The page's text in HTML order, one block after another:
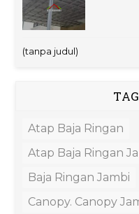
(tanpa judul)
Atap Baja Ringan
Atap Baja Ringan
Baja Ringan Jambi
Canopy. Canopy